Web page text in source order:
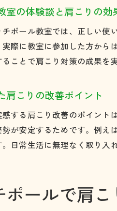
菱
室の体験談と肩こりの効
ポール教室では、正しい使
際に教室に参加した方から
ことで肩こり対策の成果を
肩こりの改善ポイント
する肩こり改善のポイント
が安定するためです。例
日常生活に無理なく取り入
ポールで肩